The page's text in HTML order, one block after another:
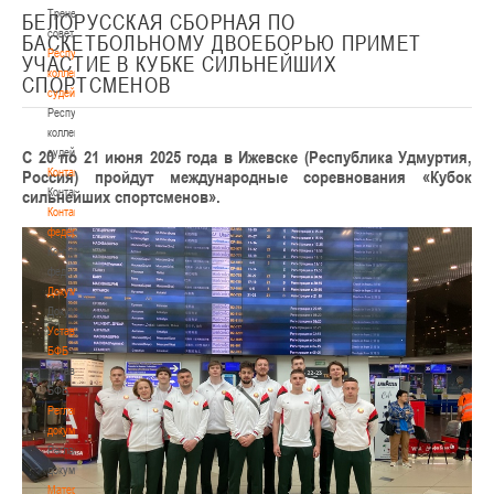
Тренерский
совет
Республиканская
коллегия
судей
Республиканская
коллегия
судей
Контакты
Контакты
Контакты
федерации
Контакты
федерации
Документы
Документы
Устав
БФБ
Устав
БФБ
Регламентирующие
документы
Регламентирующие
документы
Материалы
БЕЛОРУССКАЯ СБОРНАЯ ПО
БАСКЕТБОЛЬНОМУ ДВОЕБОРЬЮ ПРИМЕТ
УЧАСТИЕ В КУБКЕ СИЛЬНЕЙШИХ
СПОРТСМЕНОВ
С 20 по 21 июня 2025 года в Ижевске (Республика Удмуртия,
Россия) пройдут международные соревнования «Кубок
сильнейших спортсменов».